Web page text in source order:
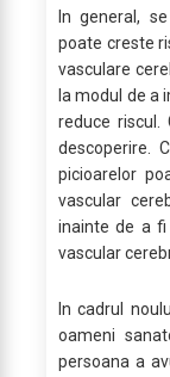
In general,
poate creste
vasculare
la modul de a
reduce
descoperire.
picioarelor
vascular
inainte de a fi
vascular
In cadrul
oameni
persoana a